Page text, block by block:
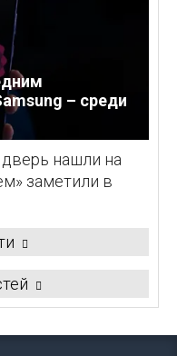
– среди
нашли на
заметили в